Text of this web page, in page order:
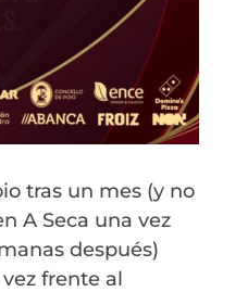
tras un mes (y no
A Seca una vez
después)
frente al